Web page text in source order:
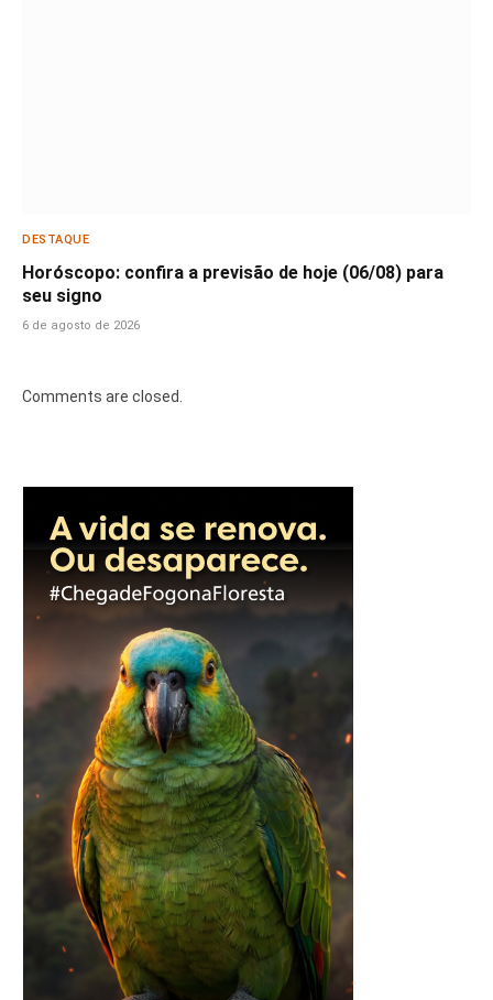
DESTAQUE
Horóscopo: confira a previsão de hoje (06/08) para
seu signo
6 de agosto de 2026
Comments are closed.